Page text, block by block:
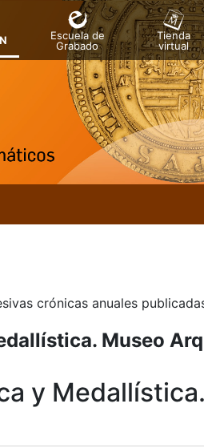
Escuela de
Grabado
Tienda
virtual
crónicas anuales
Museo
y